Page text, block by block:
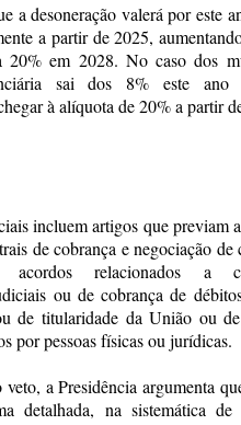
a desoneração valerá por este
a partir de 2025,
20% em 2028. No caso dos
sai dos 8% este ano
à alíquota de 20% a partir
incluem artigos que previam
de cobrança e negociação de
acordos relacionados a
ou de cobrança de
de titularidade da União ou de
por pessoas físicas ou jurídicas.
a Presidência argumenta
detalhada, na sistemática de